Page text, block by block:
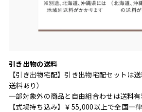
引き出物の送料
【引き出物宅配】引き出物宅配セットは
送料あり）
一部対象外の商品と自由組合わせは送料
【式場持ち込み】￥55,000以上で全国一